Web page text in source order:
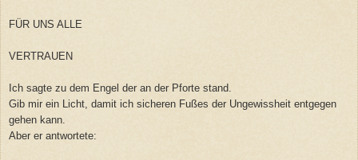
FÜR UNS ALLE
VERTRAUEN
Ich sagte zu dem Engel der an der Pforte stand.
Gib mir ein Licht, damit ich sicheren Fußes der Ungewissheit entgegen
gehen kann.
Aber er antwortete: